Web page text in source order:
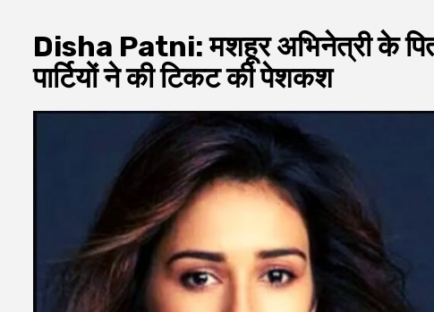
Disha Patni: मशहूर अभिनेत्री के
पार्टियों ने की टिकट की पेशकश